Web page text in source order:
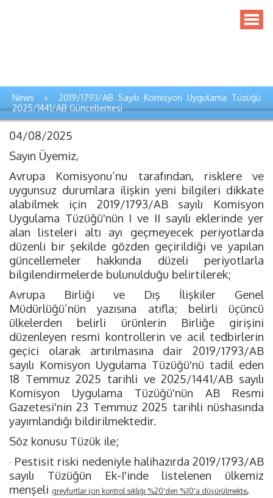
News » 2019/1793/AB Sayılı Komisyon Uygulama Tüzüğü
2025/1441/AB Güncellemesi
04/08/2025
Sayın Üyemiz,
Avrupa Komisyonu’nu tarafından, risklere ve
uygunsuz durumlara ilişkin yeni bilgileri dikkate
alabilmek için 2019/1793/AB sayılı Komisyon
Uygulama Tüzüğü'nün I ve II sayılı eklerinde yer
alan listeleri altı ayı geçmeyecek periyotlarda
düzenli bir şekilde gözden geçirildiği ve yapılan
güncellemeler hakkında düzeli periyotlarla
bilgilendirmelerde bulunulduğu belirtilerek;
Avrupa Birliği ve Dış İlişkiler Genel
Müdürlüğü’nün yazısına atıfla; belirli üçüncü
ülkelerden belirli ürünlerin Birliğe girişini
düzenleyen resmi kontrollerin ve acil tedbirlerin
geçici olarak artırılmasına dair 2019/1793/AB
sayılı Komisyon Uygulama Tüzüğü'nü tadil eden
18 Temmuz 2025 tarihli ve 2025/1441/AB sayılı
Komisyon Uygulama Tüzüğü'nün AB Resmi
Gazetesi'nin 23 Temmuz 2025 tarihli nüshasında
yayımlandığı bildirilmektedir.
Söz konusu Tüzük ile;
· Pestisit riski nedeniyle halihazırda 2019/1793/AB
sayılı Tüzüğün Ek-I'inde listelenen ülkemiz
menşeli greyfurtlar için kontrol sıklığı %20'den %10'a düşürülmekte,